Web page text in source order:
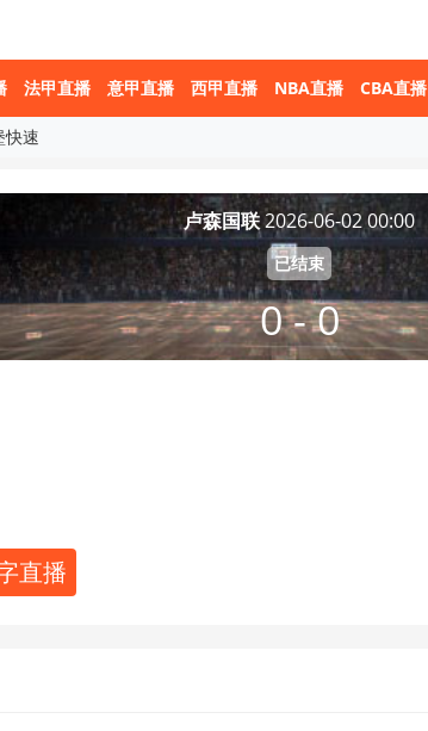
法甲直播 意甲直播 西甲直播 NBA直播 CBA直播
快速
卢森国联2026-06-02 00:00
已结束
0 - 0
直播